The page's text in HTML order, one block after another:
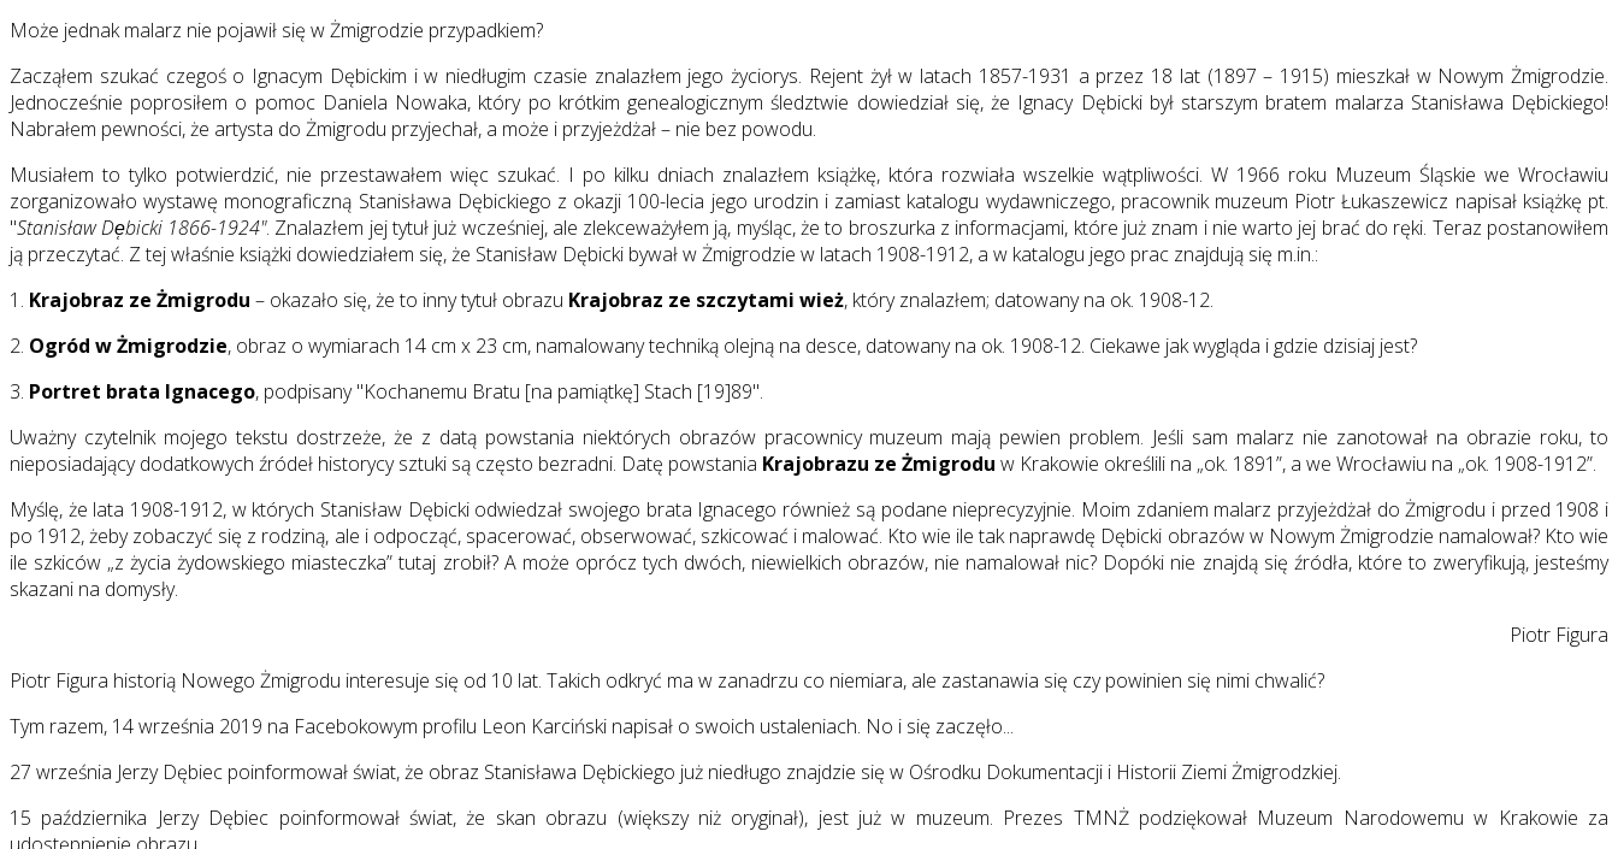
Może jednak malarz nie pojawił się w Żmigrodzie przypadkiem?
Zacząłem szukać czegoś o Ignacym Dębickim i w niedługim czasie znalazłem jego życiorys. Rejent żył w latach 1857-1931 a przez 18 lat (1897 – 1915) mieszkał w Nowym Żmigrodzie.
Jednocześnie poprosiłem o pomoc Daniela Nowaka, który po krótkim genealogicznym śledztwie dowiedział się, że Ignacy Dębicki był starszym bratem malarza Stanisława Dębickiego!
Nabrałem pewności, że artysta do Żmigrodu przyjechał, a może i przyjeżdżał – nie bez powodu.
Musiałem to tylko potwierdzić, nie przestawałem więc szukać. I po kilku dniach znalazłem książkę, która rozwiała wszelkie wątpliwości. W 1966 roku Muzeum Śląskie we Wrocławiu
zorganizowało wystawę monograficzną Stanisława Dębickiego z okazji 100-lecia jego urodzin i zamiast katalogu wydawniczego, pracownik muzeum Piotr Łukaszewicz napisał książkę pt.
"Stanisław De̜bicki 1866-1924". Znalazłem jej tytuł już wcześniej, ale zlekceważyłem ją, myśląc, że to broszurka z informacjami, które już znam i nie warto jej brać do ręki. Teraz postanowiłem
ją przeczytać. Z tej właśnie książki dowiedziałem się, że Stanisław Dębicki bywał w Żmigrodzie w latach 1908-1912, a w katalogu jego prac znajdują się m.in.:
1. Krajobraz ze Żmigrodu – okazało się, że to inny tytuł obrazu Krajobraz ze szczytami wież, który znalazłem; datowany na ok. 1908-12.
2. Ogród w Żmigrodzie, obraz o wymiarach 14 cm x 23 cm, namalowany techniką olejną na desce, datowany na ok. 1908-12. Ciekawe jak wygląda i gdzie dzisiaj jest?
3. Portret brata Ignacego, podpisany "Kochanemu Bratu [na pamiątkę] Stach [19]89".
Uważny czytelnik mojego tekstu dostrzeże, że z datą powstania niektórych obrazów pracownicy muzeum mają pewien problem. Jeśli sam malarz nie zanotował na obrazie roku, to
nieposiadający dodatkowych źródeł historycy sztuki są często bezradni. Datę powstania Krajobrazu ze Żmigrodu w Krakowie określili na „ok. 1891”, a we Wrocławiu na „ok. 1908-1912”.
Myślę, że lata 1908-1912, w których Stanisław Dębicki odwiedzał swojego brata Ignacego również są podane nieprecyzyjnie. Moim zdaniem malarz przyjeżdżał do Żmigrodu i przed 1908 i
po 1912, żeby zobaczyć się z rodziną, ale i odpocząć, spacerować, obserwować, szkicować i malować. Kto wie ile tak naprawdę Dębicki obrazów w Nowym Żmigrodzie namalował? Kto wie
ile szkiców „z życia żydowskiego miasteczka” tutaj zrobił? A może oprócz tych dwóch, niewielkich obrazów, nie namalował nic? Dopóki nie znajdą się źródła, które to zweryfikują, jesteśmy
skazani na domysły.
Piotr Figura
Piotr Figura historią Nowego Żmigrodu interesuje się od 10 lat. Takich odkryć ma w zanadrzu co niemiara, ale zastanawia się czy powinien się nimi chwalić?
Tym razem, 14 września 2019 na Facebokowym profilu Leon Karciński napisał o swoich ustaleniach. No i się zaczęło...
27 września Jerzy Dębiec poinformował świat, że obraz Stanisława Dębickiego już niedługo znajdzie się w Ośrodku Dokumentacji i Historii Ziemi Żmigrodzkiej.
15 października Jerzy Dębiec poinformował świat, że skan obrazu (większy niż oryginał), jest już w muzeum. Prezes TMNŻ podziękował Muzeum Narodowemu w Krakowie za